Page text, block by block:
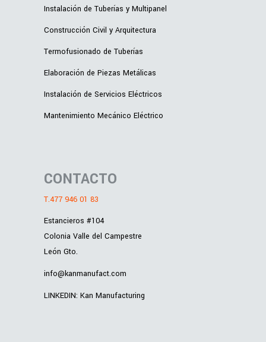
Instalación de Tuberías y Multipanel
Construcción Civil y Arquitectura
Termofusionado de Tuberías
Elaboración de Piezas Metálicas
Instalación de Servicios Eléctricos
Mantenimiento Mecánico Eléctrico
CONTACTO
T.477 946 01 83
Estancieros #104
Colonia Valle del Campestre
León Gto.
info@kanmanufact.com
LINKEDIN: Kan Manufacturing